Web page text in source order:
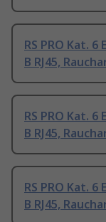
RS PRO Kat.
B RJ45,
RS PRO Kat.
B RJ45,
RS PRO Kat.
B RJ45,